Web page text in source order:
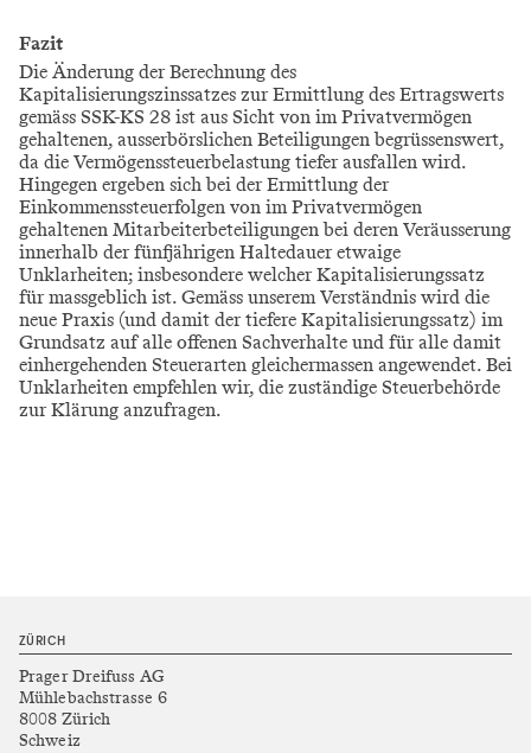
Fazit
Die Änderung der Berechnung des
Kapitalisierungszinssatzes zur Ermittlung des Ertragswerts
gemäss SSK-KS 28 ist aus Sicht von im Privatvermögen
gehaltenen, ausserbörslichen Beteiligungen begrüssenswert,
da die Vermögenssteuerbelastung tiefer ausfallen wird.
Hingegen ergeben sich bei der Ermittlung der
Einkommenssteuerfolgen von im Privatvermögen
gehaltenen Mitarbeiterbeteiligungen bei deren Veräusserung
innerhalb der fünfjährigen Haltedauer etwaige
Unklarheiten; insbesondere welcher Kapitalisierungssatz
für massgeblich ist. Gemäss unserem Verständnis wird die
neue Praxis (und damit der tiefere Kapitalisierungssatz) im
Grundsatz auf alle offenen Sachverhalte und für alle damit
einhergehenden Steuerarten gleichermassen angewendet. Bei
Unklarheiten empfehlen wir, die zuständige Steuerbehörde
zur Klärung anzufragen.
ZÜRICH
Prager Dreifuss AG
Mühlebachstrasse 6
8008 Zürich
Schweiz